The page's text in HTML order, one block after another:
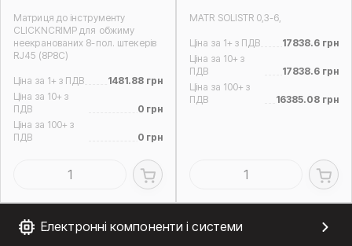
Електронні компоненти і системи
Матриця до інструменту
CLICKNCRIMP для обжиму
неекранованих 8-пол. штекерів
RJ45 (8P8C)
Ціна за 1+ з ПДВ
1481.88 грн
Ціна за 10+ з
ПДВ
0 грн
Ціна за 100+ з
ПДВ
0 грн
MATR SOLISTR 0,3-6,
Ціна за 1+ з ПДВ
17838.6 грн
Ціна за 10+ з
ПДВ
17838.6 грн
Ціна за 100+ з
ПДВ
16385.08 грн